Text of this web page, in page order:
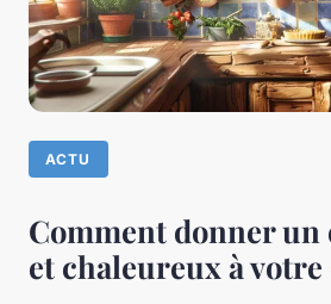
ACTU
Comment donner un
et chaleureux à